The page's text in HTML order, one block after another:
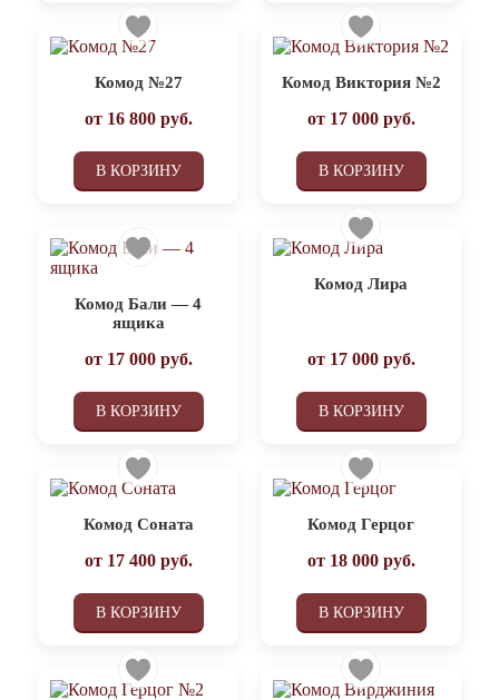
Комод №27
от 16 800руб.
В КОРЗИНУ
Комод Виктория №2
от 17 000руб.
В КОРЗИНУ
Комод Бали — 4
ящика
от 17 000руб.
В КОРЗИНУ
Комод Лира
от 17 000руб.
В КОРЗИНУ
Комод Соната
от 17 400руб.
В КОРЗИНУ
Комод Герцог
от 18 000руб.
В КОРЗИНУ